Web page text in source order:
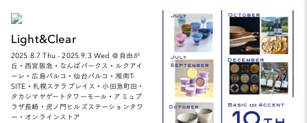
Light&Clear
2025.8.7 Thu - 2025.9.3 Wed ＠自由が
丘・西宮阪急・なんばパークス・ルクアイ
ーレ・広島パルコ・仙台パルコ・湘南T-
SITE・札幌ステラプレイス・小田急町田・
タカシマヤゲートタワーモール・アミュプ
ラザ長崎・虎ノ門ヒルズステーションタワ
ー・オンラインストア